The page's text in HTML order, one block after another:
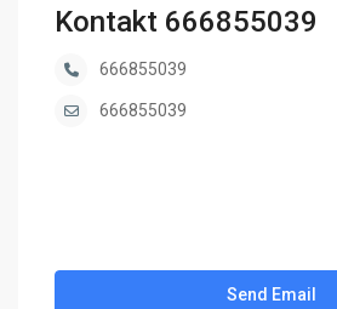
Kontakt 666855039
666855039
666855039
Send Email